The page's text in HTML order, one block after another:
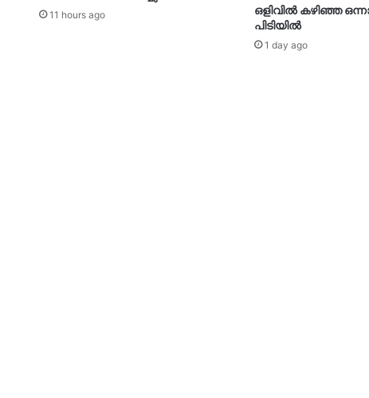
11 hours ago
ഒളിവിൽ കഴിഞ്ഞ
പിടിയിൽ
1 day ago